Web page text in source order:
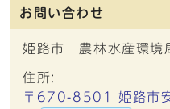
お問い合わせ
姫路市 農林水産環
住所:
〒670-8501 姫路市